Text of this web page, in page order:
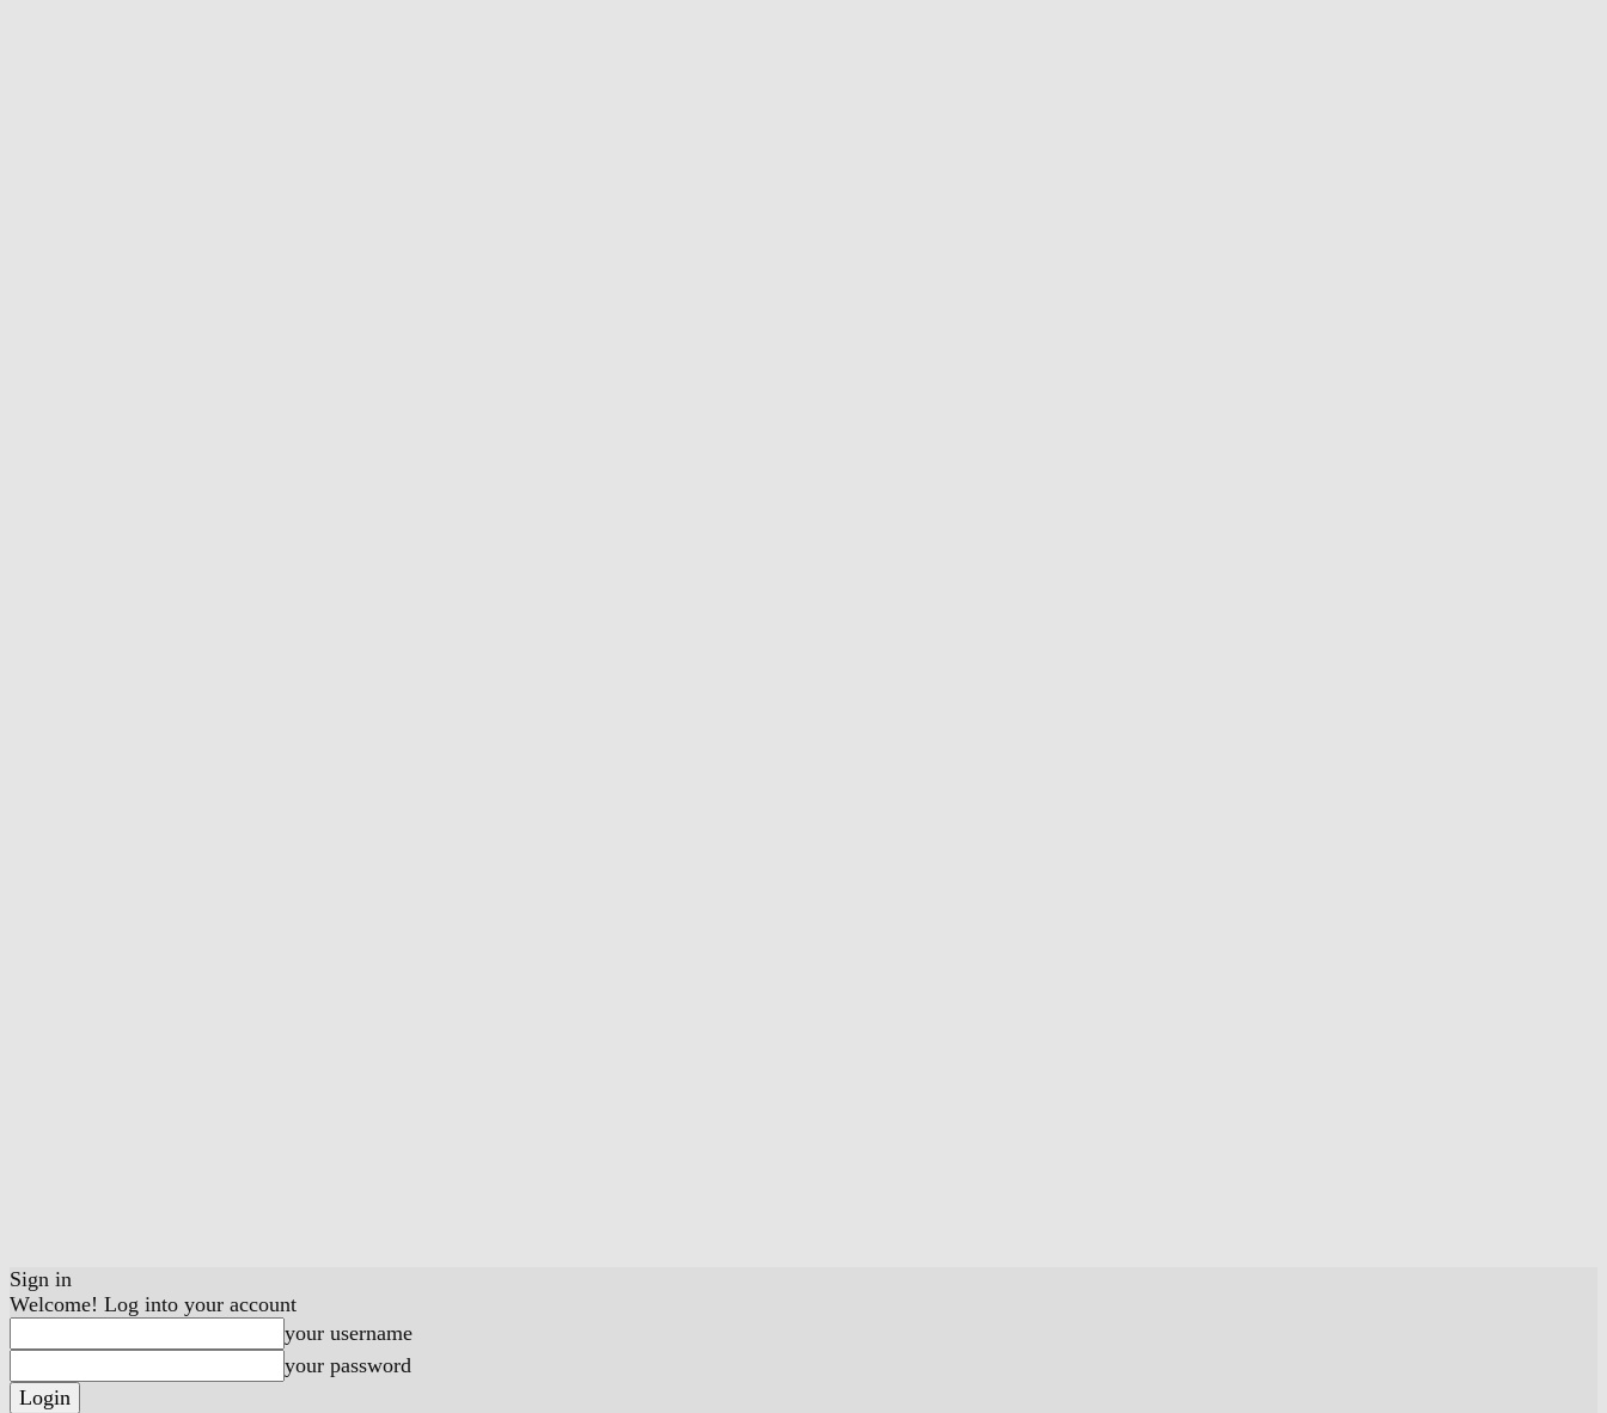
Sign in
Welcome! Log into your account
your username
your password